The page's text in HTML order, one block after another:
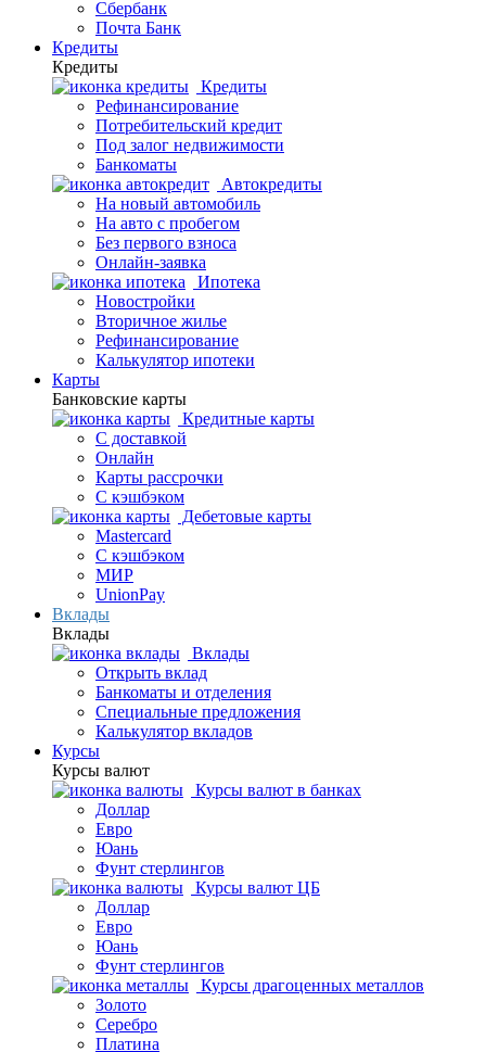
Сбербанк
Почта Банк
Кредиты
Кредиты
Кредиты
Рефинансирование
Потребительский кредит
Под залог недвижимости
Банкоматы
Автокредиты
На новый автомобиль
На авто с пробегом
Без первого взноса
Онлайн-заявка
Ипотека
Новостройки
Вторичное жилье
Рефинансирование
Калькулятор ипотеки
Карты
Банковские карты
Кредитные карты
С доставкой
Онлайн
Карты рассрочки
С кэшбэком
Дебетовые карты
Mastercard
С кэшбэком
МИР
UnionPay
Вклады
Вклады
Вклады
Открыть вклад
Банкоматы и отделения
Специальные предложения
Калькулятор вкладов
Курсы
Курсы валют
Курсы валют в банках
Доллар
Евро
Юань
Фунт стерлингов
Курсы валют ЦБ
Доллар
Евро
Юань
Фунт стерлингов
Курсы драгоценных металлов
Золото
Серебро
Платина